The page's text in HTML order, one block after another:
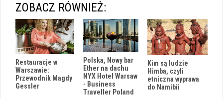
ZOBACZ RÓWNIEŻ:
Restauracje w
Warszawie:
Przewodnik Magdy
Gessler
Polska, Nowy bar
Ether na dachu
NYX Hotel Warsaw
- Business
Traveller Poland
Kim są ludzie
Himba, czyli
etniczna wyprawa
do Namibii